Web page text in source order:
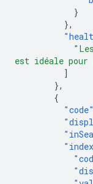
}
},
est idéale
]
},
{
"code"